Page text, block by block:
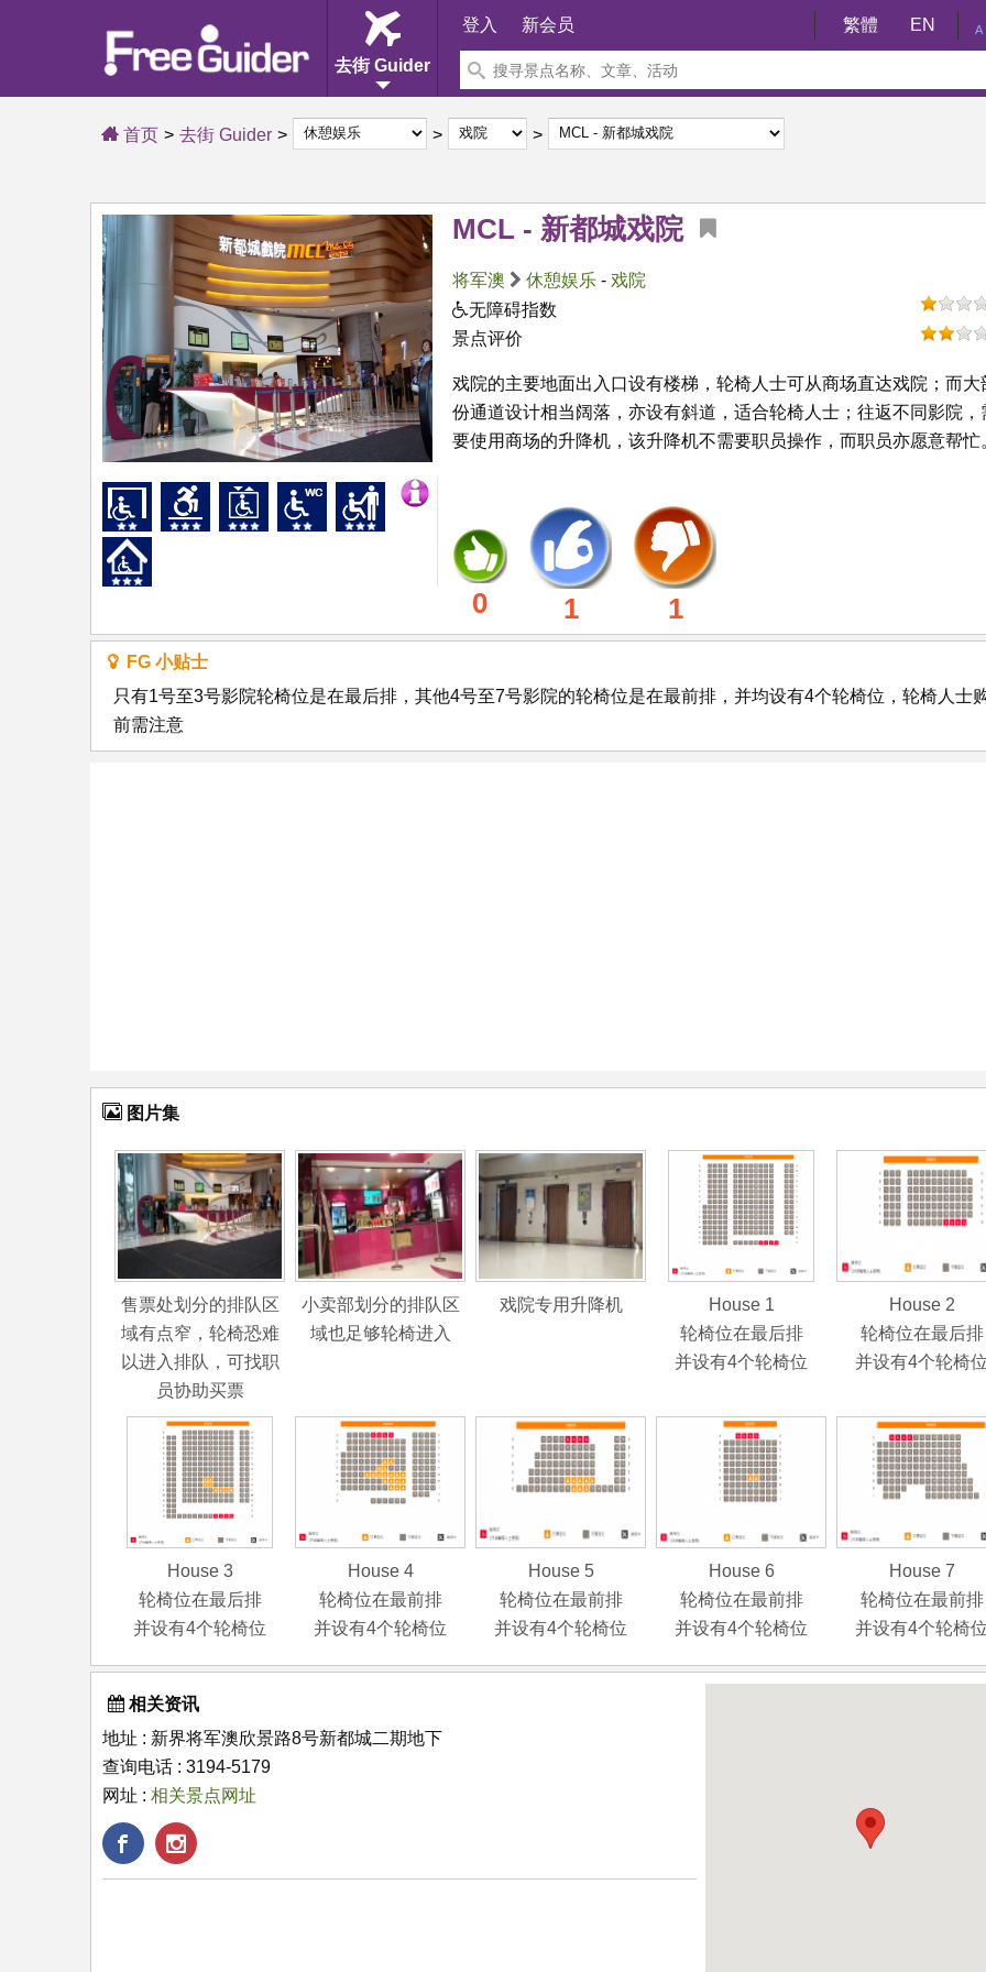
去街 Guider
登入 新会员 繁體 EN A
首页 去街 Guider
MCL - 新都城戏院
将军澳 休憩娱乐 - 戏院
无障碍指数
景点评价
戏院的主要地面出入口设有楼梯，轮椅人士可从商场直达戏院；而大
份通道设计相当阔落，亦设有斜道，适合轮椅人士；往返不同影院，
要使用商场的升降机，该升降机不需要职员操作，而职员亦愿意帮忙
0 1 1
FG 小贴士
只有1号至3号影院轮椅位是在最后排，其他4号至7号影院的轮椅位是在最前排，并均设有4个轮椅位，轮椅人士
前需注意
图片集
售票处划分的排队区
域有点窄，轮椅恐难
以进入排队，可找职
员协助买票
小卖部划分的排队区
域也足够轮椅进入
戏院专用升降机
House 1
轮椅位在最后排
并设有4个轮椅位
House 2
轮椅位在最后排
并设有4个轮椅
House 3
轮椅位在最后排
并设有4个轮椅位
House 4
轮椅位在最前排
并设有4个轮椅位
House 5
轮椅位在最前排
并设有4个轮椅位
House 6
轮椅位在最前排
并设有4个轮椅位
House 7
轮椅位在最前排
并设有4个轮椅
相关资讯
地址 : 新界将军澳欣景路8号新都城二期地下
查询电话 : 3194-5179
网址 : 相关景点网址